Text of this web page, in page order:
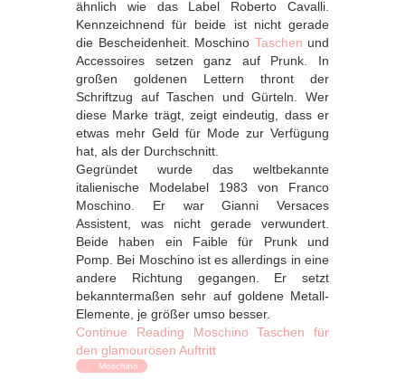
ähnlich wie das Label Roberto Cavalli.
Kennzeichnend für beide ist nicht gerade
die Bescheidenheit. Moschino Taschen und
Accessoires setzen ganz auf Prunk. In
großen goldenen Lettern thront der
Schriftzug auf Taschen und Gürteln. Wer
diese Marke trägt, zeigt eindeutig, dass er
etwas mehr Geld für Mode zur Verfügung
hat, als der Durchschnitt.
Gegründet wurde das weltbekannte
italienische Modelabel 1983 von Franco
Moschino. Er war Gianni Versaces
Assistent, was nicht gerade verwundert.
Beide haben ein Faible für Prunk und
Pomp. Bei Moschino ist es allerdings in eine
andere Richtung gegangen. Er setzt
bekanntermaßen sehr auf goldene Metall-
Elemente, je größer umso besser.
Continue Reading Moschino Taschen für
den glamourösen Auftritt
Moschino